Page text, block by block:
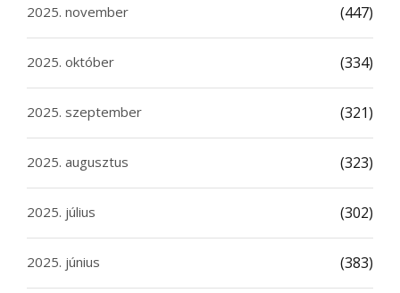
2025. november (447)
2025. október (334)
2025. szeptember (321)
2025. augusztus (323)
2025. július (302)
2025. június (383)